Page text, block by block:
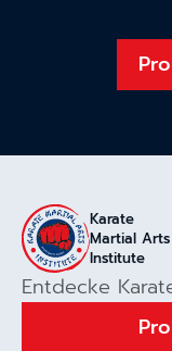
Karate
Martial Arts
Institute
Entdecke